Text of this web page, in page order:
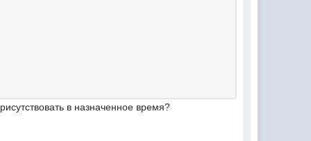
в назначенное время?